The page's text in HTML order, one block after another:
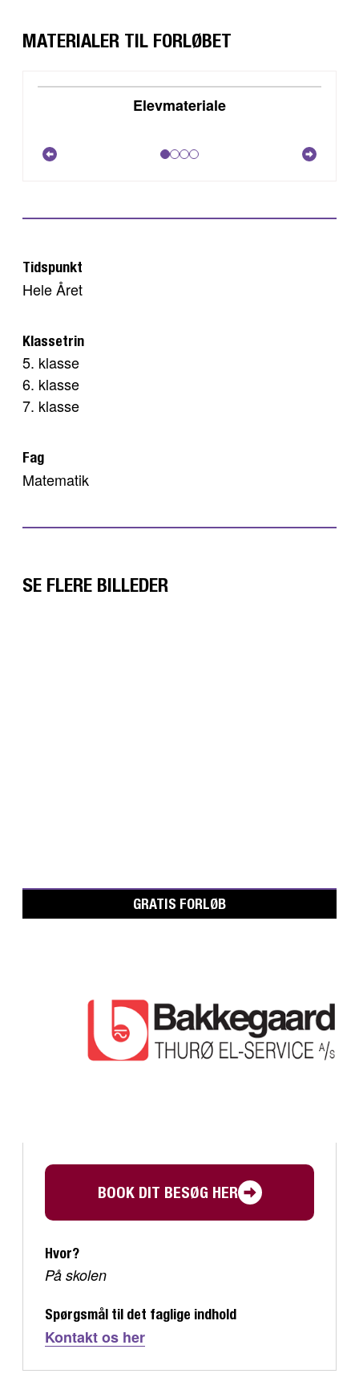
MATERIALER TIL FORLØBET
VIS
Elevmateriale
Tidspunkt
Hele Året
Klassetrin
5. klasse
6. klasse
7. klasse
Fag
Matematik
SE FLERE BILLEDER
GRATIS FORLØB
BOOK DIT BESØG HER
Hvor?
På skolen
Spørgsmål til det faglige indhold
Kontakt os her